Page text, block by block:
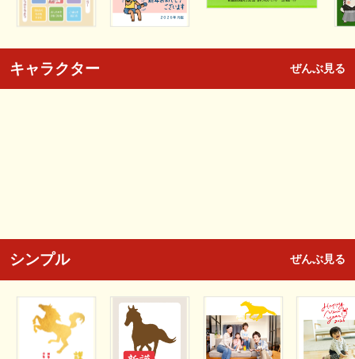
キャラクター ぜんぶ見る
シンプル ぜんぶ見る